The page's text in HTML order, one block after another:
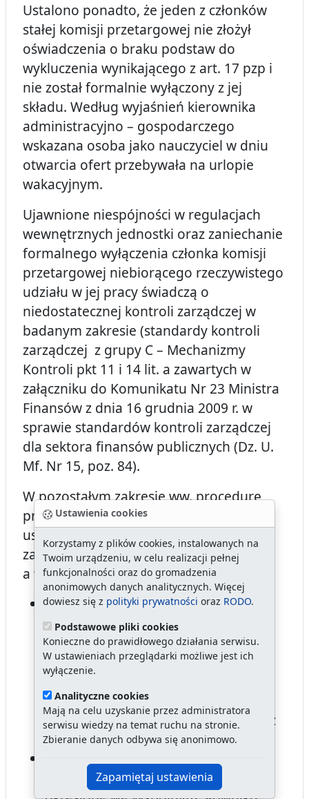
Ustawienia cookies
Korzystamy z plików cookies, instalowanych na
Twoim urządzeniu, w celu realizacji pełnej
funkcjonalności oraz do gromadzenia
anonimowych danych analitycznych. Więcej
dowiesz się z polityki prywatności oraz RODO.
Podstawowe pliki cookies
Konieczne do prawidłowego działania serwisu.
W ustawieniach przeglądarki możliwe jest ich
wyłączenie.
Analityczne cookies
Mają na celu uzyskanie przez administratora
serwisu wiedzy na temat ruchu na stronie.
Zbieranie danych odbywa się anonimowo.
Zapamiętaj ustawienia
Ustalono ponadto, że jeden z członków
stałej komisji przetargowej nie złożył
oświadczenia o braku podstaw do
wykluczenia wynikającego z art. 17 pzp i
nie został formalnie wyłączony z jej
składu. Według wyjaśnień kierownika
administracyjno – gospodarczego
wskazana osoba jako nauczyciel w dniu
otwarcia ofert przebywała na urlopie
wakacyjnym.
Ujawnione niespójności w regulacjach
wewnętrznych jednostki oraz zaniechanie
formalnego wyłączenia członka komisji
przetargowej niebiorącego rzeczywistego
udziału w jej pracy świadczą o
niedostatecznej kontroli zarządczej w
badanym zakresie (standardy kontroli
zarządczej z grupy C – Mechanizmy
Kontroli pkt 11 i 14 lit. a zawartych w
załączniku do Komunikatu Nr 23 Ministra
Finansów z dnia 16 grudnia 2009 r. w
sprawie standardów kontroli zarządczej
dla sektora finansów publicznych (Dz. U.
Mf. Nr 15, poz. 84).
W pozostałym zakresie ww. procedurę
przeprowadzono zgodnie z wymogami
ustawy pzp i prawidłowo wykonano
zapisy umowy,
a w szczególności;
sporządzono SIWZ zawierającą
wszystkie wymagane przepisami
elementy w tym m.in. nazwę (firmę)
oraz adres zamawiającego, tryb
udzielenia zamówienia, opis
przedmiotu zamówienia, termin
wykonania zamówienia, miejsce oraz
termin składania i otwarcia ofert,
zamówienia stosując nazwy i kody